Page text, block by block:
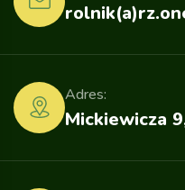
Mickiewicza
Adres: